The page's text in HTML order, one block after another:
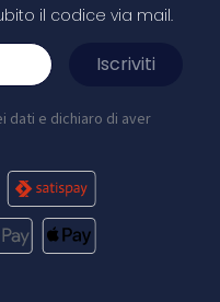
da 175 g/m² hades
è realizzato in twill di
morbida e traspirante.
una ventilazione
fresco e comodo durante
frontale strutturato...
il codice via mail.
dati e dichiaro di aver